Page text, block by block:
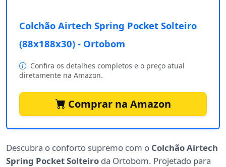
Colchão Airtech Spring Pocket Solteiro
(88x188x30) - Ortobom
Confira os detalhes completos e o preço atual
diretamente na Amazon.
Comprar na Amazon
Descubra o conforto supremo com o Colchão Airtech
Spring Pocket Solteiro da Ortobom. Projetado para